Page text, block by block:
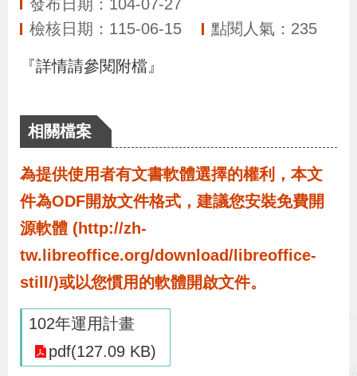
布
為
民
服
務
業
務
發布日期：104-07-27
檢核日期：115-06-15
點閱人氣：235
『詳情請參閱附檔』
相關檔案
為提供使用者有文書軟體選擇的權利，本文
件為ODF開放文件格式，建議您安裝免費開
源軟體 (http://zh-
tw.libreoffice.org/download/libreoffice-
still/)或以您慣用的軟體開啟文件。
102年運用計畫
pdf(127.09 KB)